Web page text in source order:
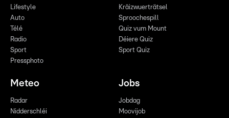
Lifestyle
Auto
Télé
Radio
Sport
Pressphoto
Kräizwuerträtsel
Sproochespill
Quiz vum Mount
Déiere Quiz
Sport Quiz
Meteo
Radar
Nidderschléi
Jobs
Jobdag
Moovijob